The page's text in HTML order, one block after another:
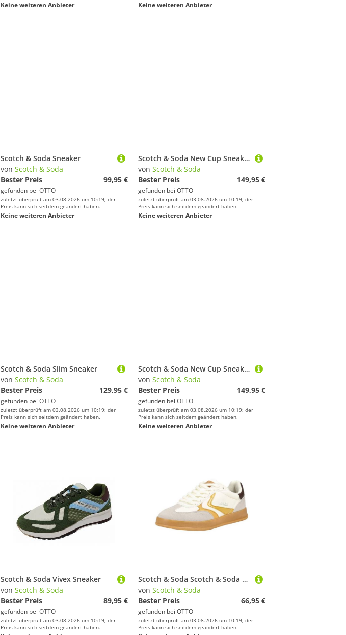
Keine weiteren Anbieter Keine weiteren Anbieter
Scotch & Soda Sneaker
von Scotch & Soda
Bester Preis
99,95 €
gefunden bei OTTO
zuletzt überprüft am 03.08.2026 um 10:19; der
Preis kann sich seitdem geändert haben.
Keine weiteren Anbieter
Scotch & Soda New Cup Sneaker
von Scotch & Soda
Bester Preis
149,95 €
gefunden bei OTTO
zuletzt überprüft am 03.08.2026 um 10:19; der
Preis kann sich seitdem geändert haben.
Keine weiteren Anbieter
Scotch & Soda Slim Sneaker
von Scotch & Soda
Bester Preis
129,95 €
gefunden bei OTTO
zuletzt überprüft am 03.08.2026 um 10:19; der
Preis kann sich seitdem geändert haben.
Keine weiteren Anbieter
Scotch & Soda New Cup Sneaker
von Scotch & Soda
Bester Preis
149,95 €
gefunden bei OTTO
zuletzt überprüft am 03.08.2026 um 10:19; der
Preis kann sich seitdem geändert haben.
Keine weiteren Anbieter
Scotch & Soda Vivex Sneaker
von Scotch & Soda
Bester Preis
89,95 €
gefunden bei OTTO
zuletzt überprüft am 03.08.2026 um 10:19; der
Preis kann sich seitdem geändert haben.
Scotch & Soda Scotch & Soda Sneaker Lederimitat Sneaker
von Scotch & Soda
Bester Preis
66,95 €
gefunden bei OTTO
zuletzt überprüft am 03.08.2026 um 10:19; der
Preis kann sich seitdem geändert haben.